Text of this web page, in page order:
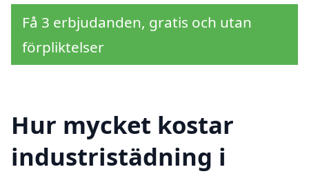
Få 3 erbjudanden, gratis och utan
förpliktelser
Hur mycket kostar
industristädning i